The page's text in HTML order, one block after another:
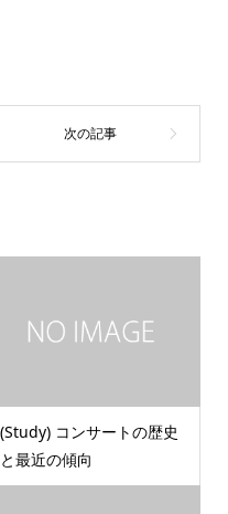
(Study) コンサートの歴史
と最近の傾向